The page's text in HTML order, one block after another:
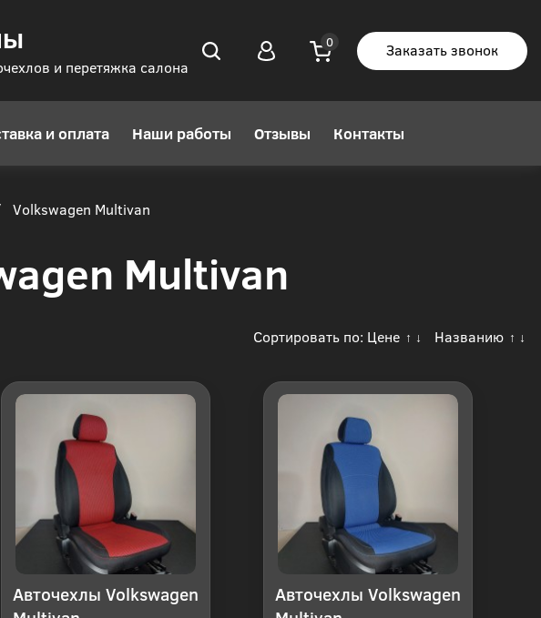
и перетяжка салона
Заказать звонок
и оплата Наши работы Отзывы Контакты
Volkswagen Multivan
Multivan
Сортировать по: Цене ↑ ↓ Названию ↑ ↓
Авточехлы Volkswagen
Авточехлы Volkswagen